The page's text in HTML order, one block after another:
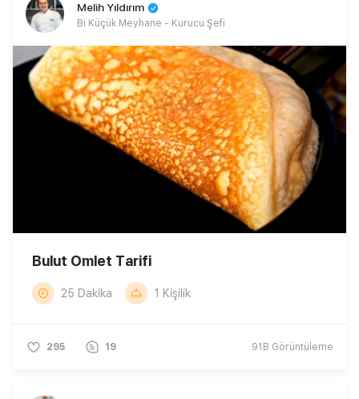
Melih Yıldırım
Bi Küçük Meyhane - Kurucu Şefi
Bulut Omlet Tarifi
25 Dakika 1 Kişilik
295 19 91B Görüntüleme